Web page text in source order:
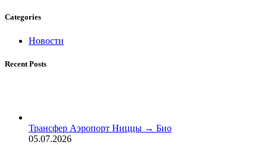
Categories
Новости
Recent Posts
Трансфер Аэропорт Ниццы → Био
05.07.2026